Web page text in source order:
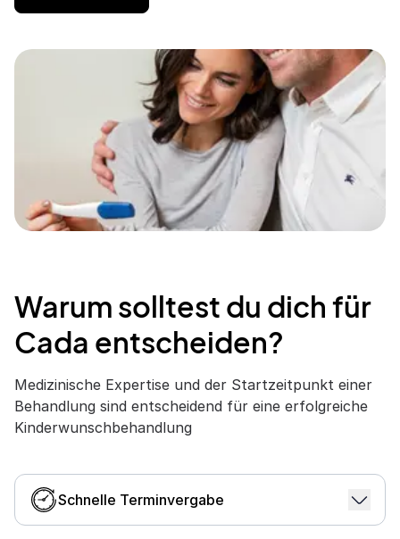
Warum solltest du dich für
Cada entscheiden?
Medizinische Expertise und der Startzeitpunkt einer
Behandlung sind entscheidend für eine erfolgreiche
Kinderwunschbehandlung
Schnelle Terminvergabe